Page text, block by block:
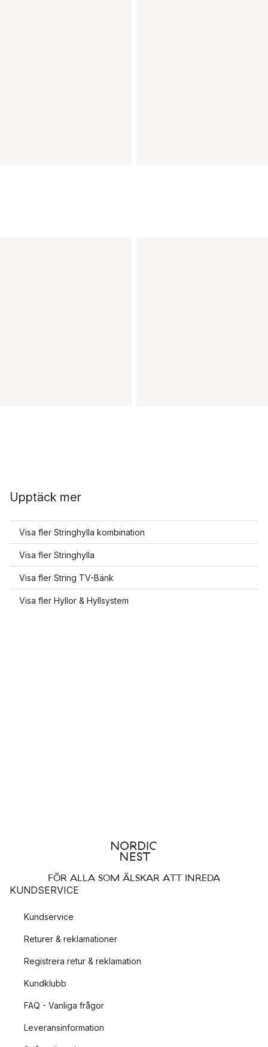
Upptäck mer
Visa fler Stringhylla kombination
Visa fler Stringhylla
Visa fler String TV-Bänk
Visa fler Hyllor & Hyllsystem
FÖR ALLA SOM ÄLSKAR ATT INREDA
KUNDSERVICE
Kundservice
Returer & reklamationer
Registrera retur & reklamation
Kundklubb
FAQ - Vanliga frågor
Leveransinformation